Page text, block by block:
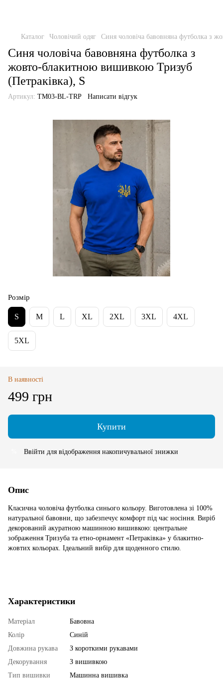
Каталог Чоловічий одяг Синя чоловіча бавовняна футболка з
Синя чоловіча бавовняна футболка з
жовто-блакитною вишивкою Тризуб
(Петраківка), S
Артикул: TM03-BL-TRP Написати відгук
Розмір
S M L XL 2XL 3XL 4XL
5XL
В наявності
499 грн
Купити
Ввійти для відображення накопичувальної знижки
Опис
Класична чоловіча футболка синього кольору. Виготовлена зі 100%
натуральної бавовни, що забезпечує комфорт під час носіння. Виріб
декорований акуратною машинною вишивкою: центральне
зображення Тризуба та етно-орнамент «Петраківка» у блакитно-
жовтих кольорах. Ідеальний вибір для щоденного стилю.
Характеристики
Матеріал
Бавовна
Колір
Синій
Довжина рукава
З короткими рукавами
Декорування
З вишивкою
Тип вишивки
Машинна вишивка